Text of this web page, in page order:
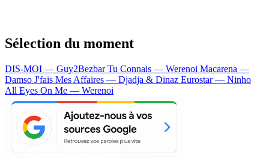
Sélection du moment
DIS-MOI — Guy2BezbarTu Connais — Werenoi Macarena —
Damso J'fais Mes Affaires — Djadja & Dinaz Eurostar — Ninho
All Eyes On Me — Werenoi